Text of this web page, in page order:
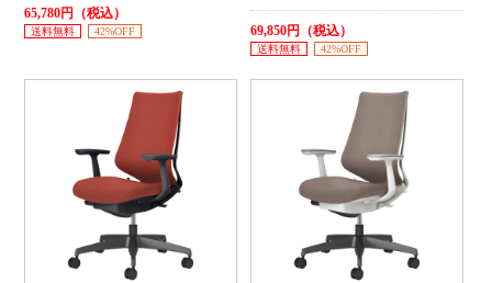
65,780円（税込）
送料無料 42%OFF 69,850円（税込）
送料無料 42%OFF